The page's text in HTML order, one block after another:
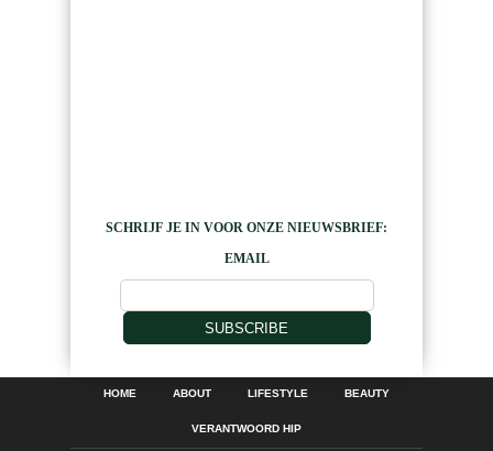
SCHRIJF JE IN VOOR ONZE NIEUWSBRIEF:
EMAIL
SUBSCRIBE
HOME ABOUT LIFESTYLE BEAUTY
VERANTWOORD HIP